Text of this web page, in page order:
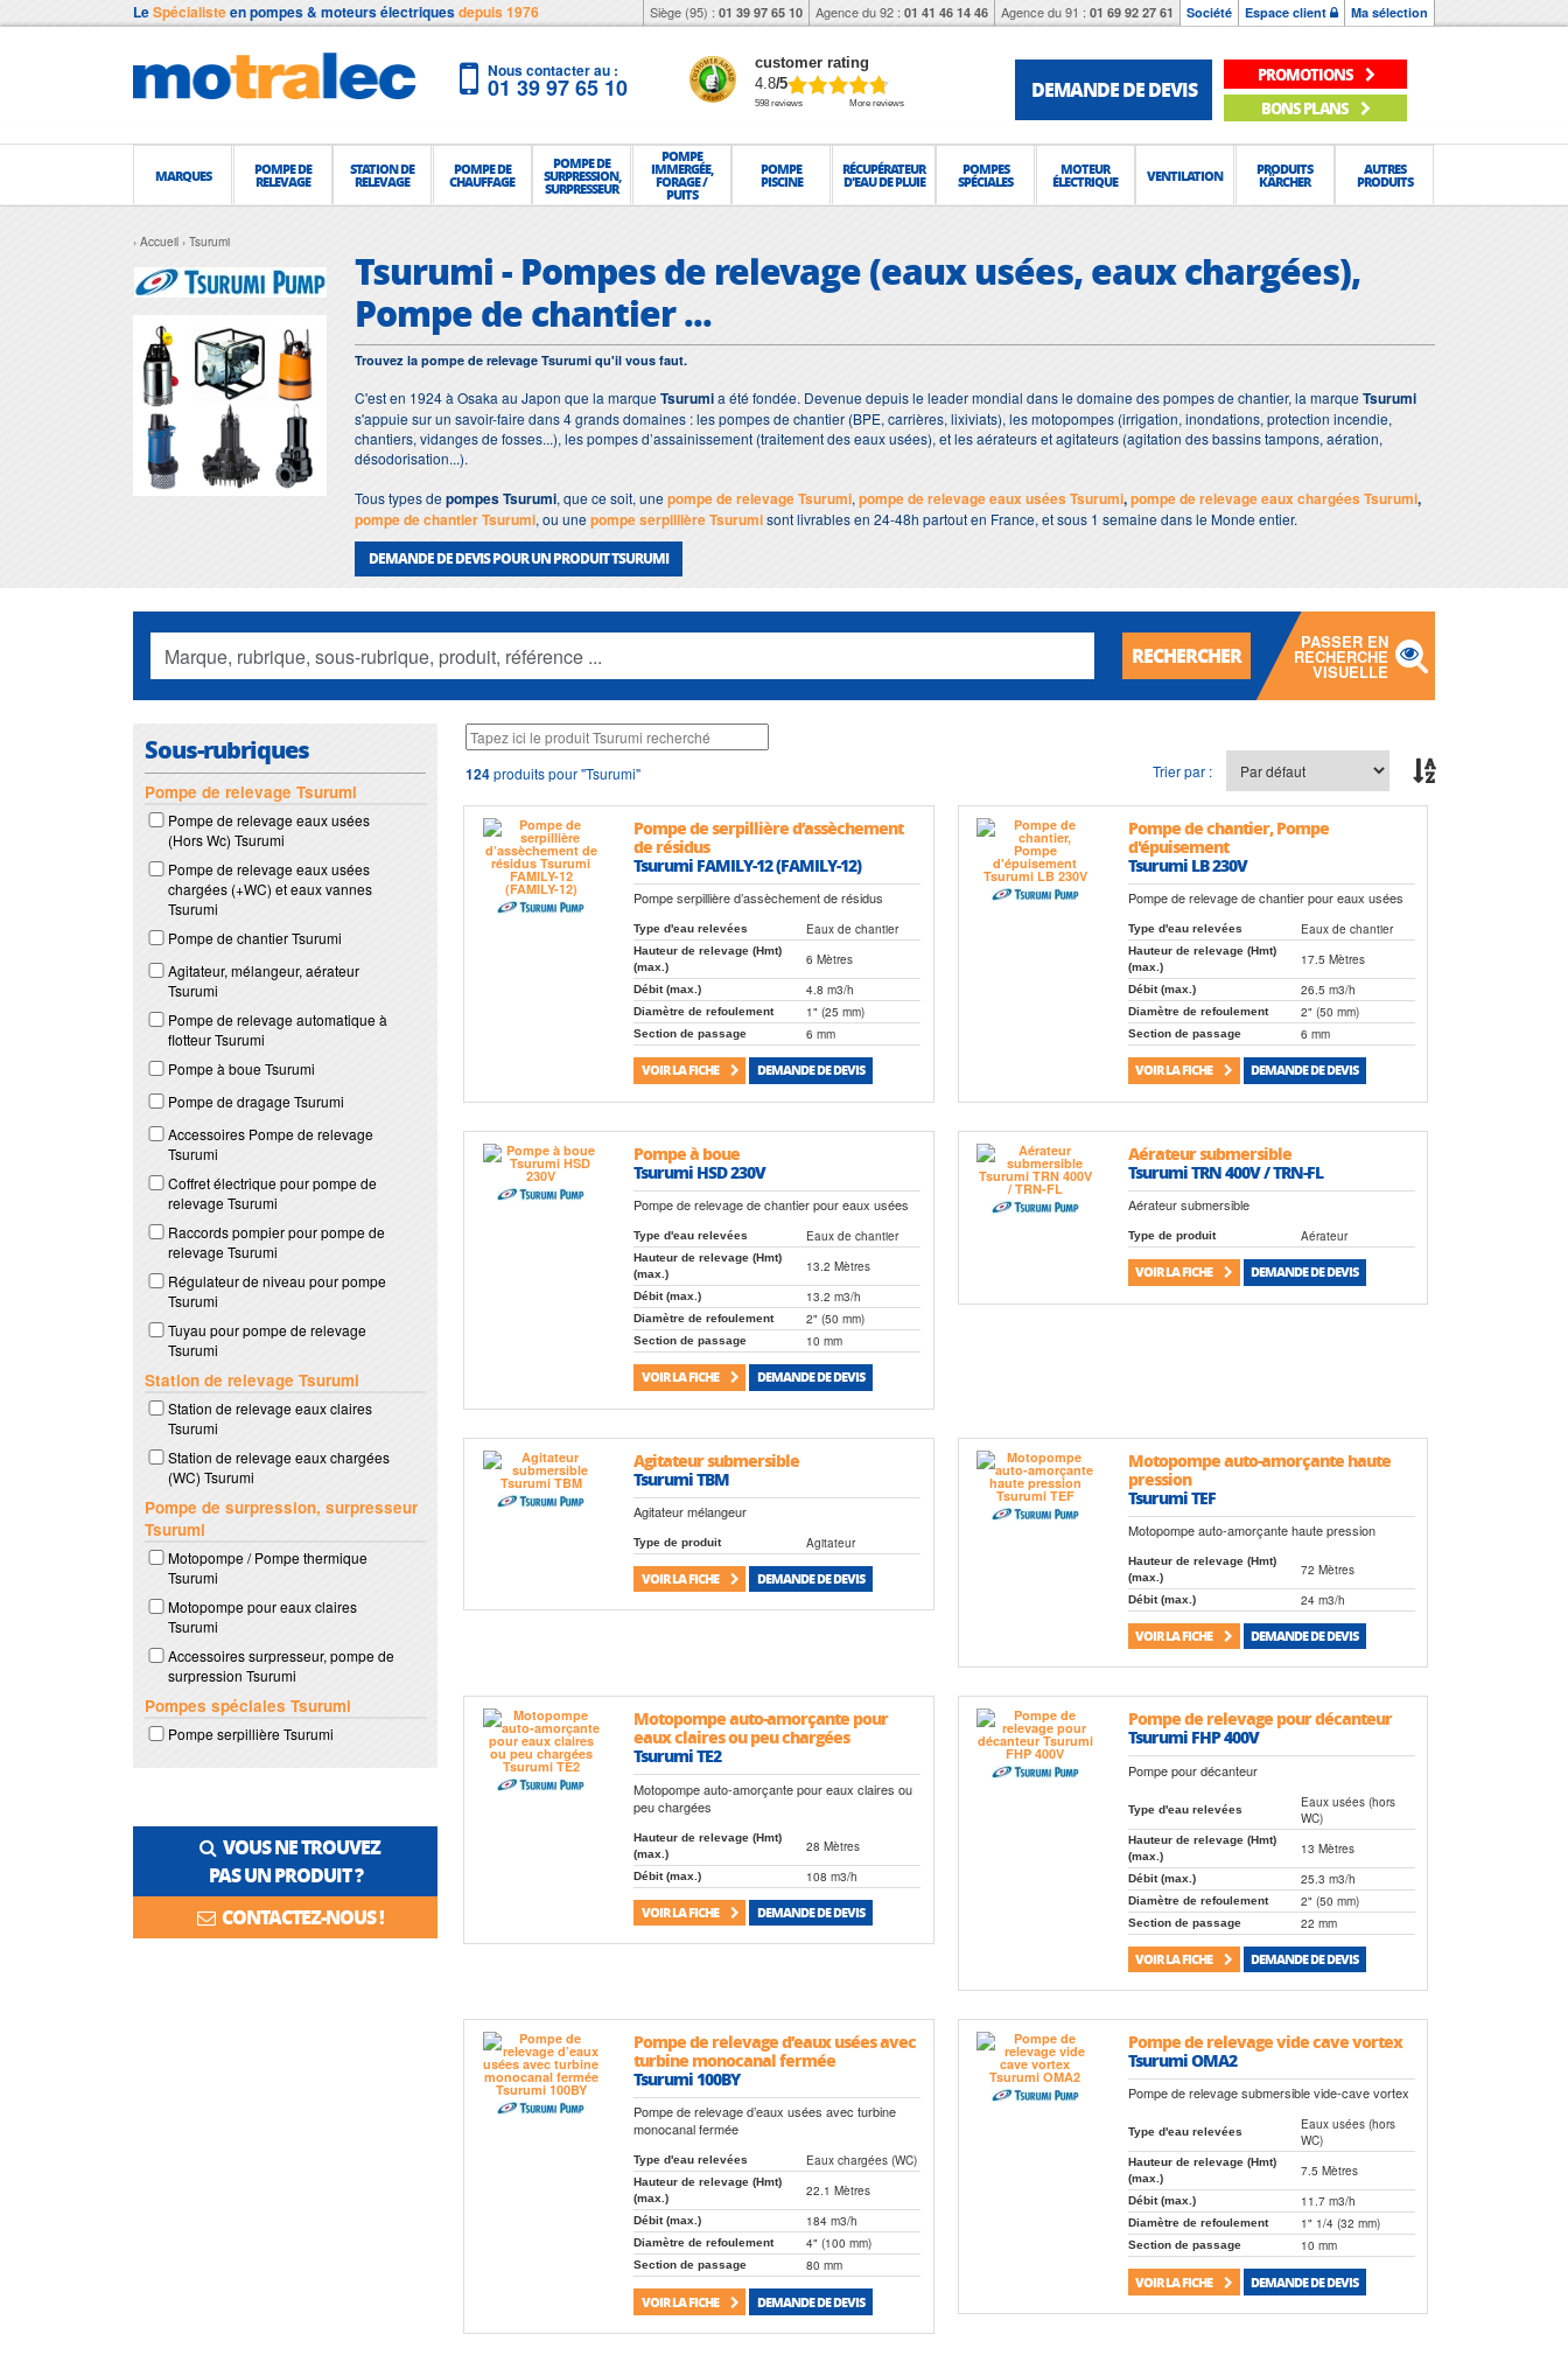
LeSpécialisteen pompes & moteurs électriquesdepuis 1976 Siège (95) : 01 39 97 65 10 Agence du 92 : 01 41 46 14 46 Agence du 91 : 01 69 92 27 61 Société Espace client Ma sélection
Nous contacter au :
01 39 97 65 10
customer rating
4.8/5
598 reviews More reviews
DEMANDE DE DEVIS
PROMOTIONS
BONS PLANS
MARQUES POMPE DE
RELEVAGE
STATION DE
RELEVAGE
POMPE DE
CHAUFFAGE
POMPE DE
SURPRESSION,
SURPRESSEUR
POMPE
IMMERGÉE,
FORAGE /
PUITS
POMPE
PISCINE
RÉCUPÉRATEUR
D'EAU DE PLUIE
POMPES
SPÉCIALES
MOTEUR
ÉLECTRIQUE VENTILATION PRODUITS
KÄRCHER
AUTRES
PRODUITS
Accueil Tsurumi
Tsurumi - Pompes de relevage (eaux usées, eaux chargées),
Pompe de chantier ...
Trouvez la pompe de relevage Tsurumi qu'il vous faut.
C'est en 1924 à Osaka au Japon que la marqueTsurumia été fondée. Devenue depuis le leader mondial dans le domaine des pompes de chantier, la marqueTsurumi
s'appuie sur un savoir-faire dans 4 grands domaines : les pompes de chantier (BPE, carrières, lixiviats), les motopompes (irrigation, inondations, protection incendie,
chantiers, vidanges de fosses...), les pompes d’assainissement (traitement des eaux usées), et les aérateurs et agitateurs (agitation des bassins tampons, aération,
désodorisation...).
Tous types depompesTsurumi, que ce soit, unepompe de relevage Tsurumi, pompe de relevage eaux usées Tsurumi,pompe de relevage eaux chargées Tsurumi,
pompe de chantier Tsurumi, ou unepompe serpillière Tsurumisont livrables en 24-48h partout en France, et sous 1 semaine dans le Monde entier.
DEMANDE DE DEVIS POUR UN PRODUIT TSURUMI
RECHERCHER
PASSER EN
RECHERCHE
VISUELLE
Sous-rubriques
Pompe de relevage Tsurumi
Pompe de relevage eaux usées
(Hors Wc) Tsurumi
Pompe de relevage eaux usées
chargées (+WC) et eaux vannes
Tsurumi
Pompe de chantier Tsurumi
Agitateur, mélangeur, aérateur
Tsurumi
Pompe de relevage automatique à
flotteur Tsurumi
Pompe à boue Tsurumi
Pompe de dragage Tsurumi
Accessoires Pompe de relevage
Tsurumi
Coffret électrique pour pompe de
relevage Tsurumi
Raccords pompier pour pompe de
relevage Tsurumi
Régulateur de niveau pour pompe
Tsurumi
Tuyau pour pompe de relevage
Tsurumi
Station de relevage Tsurumi
Station de relevage eaux claires
Tsurumi
Station de relevage eaux chargées
(WC) Tsurumi
Pompe de surpression, surpresseur
Tsurumi
Motopompe / Pompe thermique
Tsurumi
Motopompe pour eaux claires
Tsurumi
Accessoires surpresseur, pompe de
surpression Tsurumi
Pompes spéciales Tsurumi
Pompe serpillière Tsurumi
VOUS NE TROUVEZ
PAS UN PRODUIT ?
CONTACTEZ-NOUS !
124produits pour "Tsurumi" Trier par :
Pompe de serpillière d’assèchement
de résidus
Tsurumi FAMILY-12 (FAMILY-12)
Pompe serpillière d’assèchement de résidus
Type d'eau relevées Eaux de chantier
Hauteur de relevage (Hmt)
(max.)
6 Mètres
Débit (max.) 4.8 m3/h
Diamètre de refoulement 1" (25 mm)
Section de passage 6 mm
VOIR LA FICHE DEMANDE DE DEVIS
Pompe de chantier, Pompe
d'épuisement
Tsurumi LB 230V
Pompe de relevage de chantier pour eaux usées
Type d'eau relevées Eaux de chantier
Hauteur de relevage (Hmt)
(max.)
17.5 Mètres
Débit (max.) 26.5 m3/h
Diamètre de refoulement 2" (50 mm)
Section de passage 6 mm
VOIR LA FICHE DEMANDE DE DEVIS
Pompe à boue
Tsurumi HSD 230V
Pompe de relevage de chantier pour eaux usées
Type d'eau relevées Eaux de chantier
Hauteur de relevage (Hmt)
(max.)
13.2 Mètres
Débit (max.) 13.2 m3/h
Diamètre de refoulement 2" (50 mm)
Section de passage 10 mm
VOIR LA FICHE DEMANDE DE DEVIS
Aérateur submersible
Tsurumi TRN 400V / TRN-FL
Aérateur submersible
Type de produit Aérateur
VOIR LA FICHE DEMANDE DE DEVIS
Agitateur submersible
Tsurumi TBM
Agitateur mélangeur
Type de produit Agitateur
VOIR LA FICHE DEMANDE DE DEVIS
Motopompe auto-amorçante haute
pression
Tsurumi TEF
Motopompe auto-amorçante haute pression
Hauteur de relevage (Hmt)
(max.)
72 Mètres
Débit (max.) 24 m3/h
VOIR LA FICHE DEMANDE DE DEVIS
Motopompe auto-amorçante pour
eaux claires ou peu chargées
Tsurumi TE2
Motopompe auto-amorçante pour eaux claires ou
peu chargées
Hauteur de relevage (Hmt)
(max.)
28 Mètres
Débit (max.) 108 m3/h
VOIR LA FICHE DEMANDE DE DEVIS
Pompe de relevage pour décanteur
Tsurumi FHP 400V
Pompe pour décanteur
Type d'eau relevées
Eaux usées (hors
WC)
Hauteur de relevage (Hmt)
(max.)
13 Mètres
Débit (max.) 25.3 m3/h
Diamètre de refoulement 2" (50 mm)
Section de passage 22 mm
VOIR LA FICHE DEMANDE DE DEVIS
Pompe de relevage d’eaux usées avec
turbine monocanal fermée
Tsurumi 100BY
Pompe de relevage d’eaux usées avec turbine
monocanal fermée
Type d'eau relevées Eaux chargées (WC)
Hauteur de relevage (Hmt)
(max.)
22.1 Mètres
Débit (max.) 184 m3/h
Diamètre de refoulement 4" (100 mm)
Section de passage 80 mm
VOIR LA FICHE DEMANDE DE DEVIS
Pompe de relevage vide cave vortex
Tsurumi OMA2
Pompe de relevage submersible vide-cave vortex
Type d'eau relevées
Eaux usées (hors
WC)
Hauteur de relevage (Hmt)
(max.)
7.5 Mètres
Débit (max.) 11.7 m3/h
Diamètre de refoulement 1" 1/4 (32 mm)
Section de passage 10 mm
VOIR LA FICHE DEMANDE DE DEVIS